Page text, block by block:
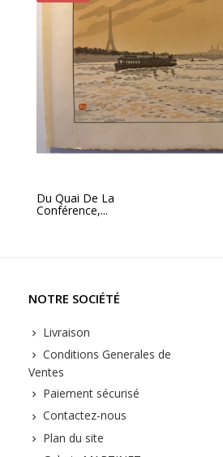
Du Quai De La
Conférence,...
NOTRE SOCIÉTÉ
Livraison
Conditions Generales de
Ventes
Paiement sécurisé
Contactez-nous
Plan du site